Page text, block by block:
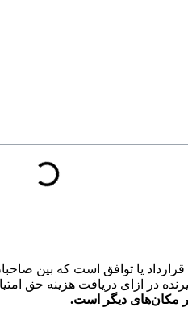
در مکان‌های دیگر است.